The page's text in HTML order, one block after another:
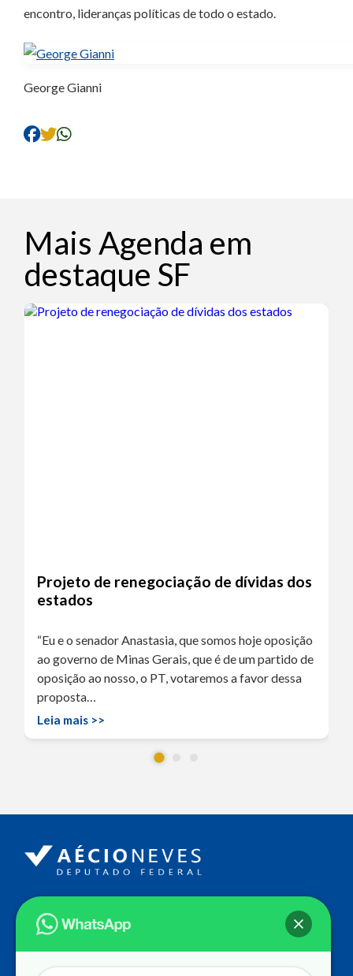
encontro, lideranças políticas de todo o estado.
George Gianni
Mais Agenda em
destaque SF
Projeto de renegociação de dívidas dos
estados
“Eu e o senador Anastasia, que somos hoje oposição
ao governo de Minas Gerais, que é de um partido de
oposição ao nosso, o PT, votaremos a favor dessa
proposta…
Leia mais >>
Endereço
Câmara dos Deputados
Ed. Principal, Ala C – Gabinete
Contato